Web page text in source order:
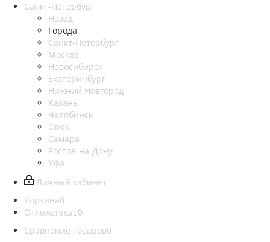
Санкт-Петербург
Назад
Города
Санкт-Петербург
Москва
Новосибирск
Екатеринбург
Нижний Новгород
Казань
Челябинск
Омск
Самара
Ростов-на-Дону
Уфа
Личный кабинет
Корзина0
Отложенные0
Сравнение товаров0